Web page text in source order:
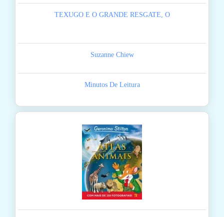
TEXUGO E O GRANDE RESGATE, O
Suzanne Chiew
Minutos De Leitura